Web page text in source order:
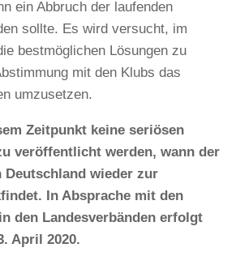
ein Abbruch der laufenden
sollte. Es wird versucht, im
bestmöglichen Lösungen zu
mit den Klubs das
umzusetzen.
Zeitpunkt keine seriösen
veröffentlicht werden, wann der
Deutschland wieder zur
In Absprache mit den
den Landesverbänden erfolgt
April 2020.